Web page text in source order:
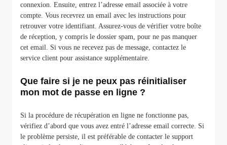
connexion. Ensuite, entrez l’adresse email associée à votre
compte. Vous recevrez un email avec les instructions pour
retrouver votre identifiant. Assurez-vous de vérifier votre boîte
de réception, y compris le dossier spam, pour ne pas manquer
cet email. Si vous ne recevez pas de message, contactez le
service client pour assistance supplémentaire.
Que faire si je ne peux pas réinitialiser
mon mot de passe en ligne ?
Si la procédure de récupération en ligne ne fonctionne pas,
vérifiez d’abord que vous avez entré l’adresse email correcte. Si
le problème persiste, il est préférable de contacter le support